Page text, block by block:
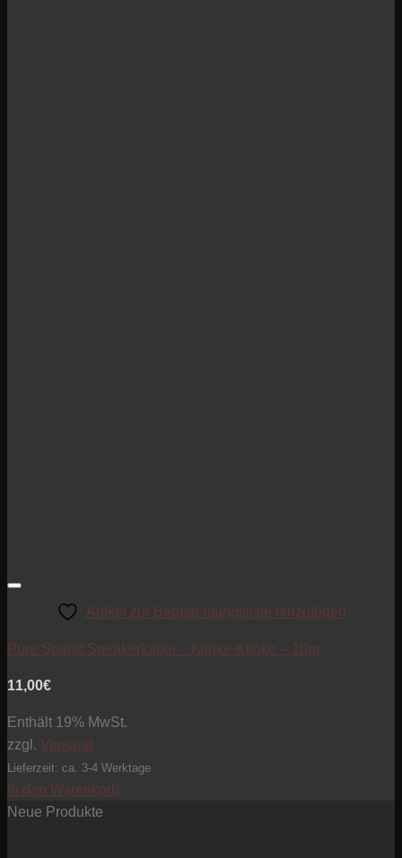
Artikel zur Beobachtungsliste hinzufügen
Pure Sound Speakerkabel – Klinke-Klinke – 10m
11,00€
Enthält 19% MwSt.
zzgl. Versand
Lieferzeit: ca. 3-4 Werktage
In den Warenkorb
Neue Produkte